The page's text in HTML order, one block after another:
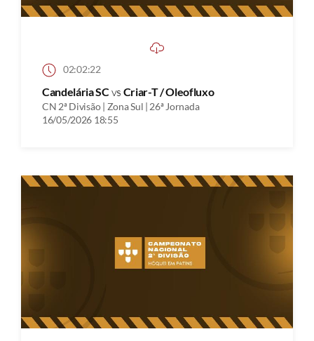
02:02:22
Candelária SCvs Criar-T / Oleofluxo
CN 2ª Divisão | Zona Sul | 26ª Jornada
16/05/2026 18:55